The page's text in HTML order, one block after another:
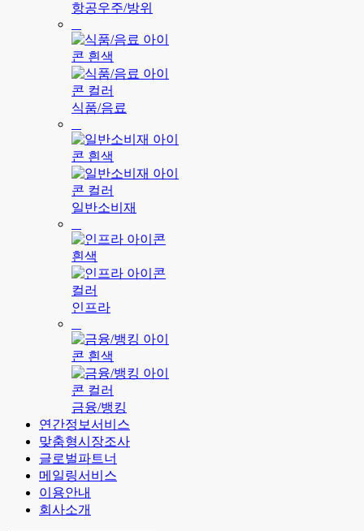
항공우주/방위
식품/음료
일반소비재
인프라
금융/뱅킹
연간정보서비스
맞춤형시장조사
글로벌파트너
메일링서비스
이용안내
회사소개